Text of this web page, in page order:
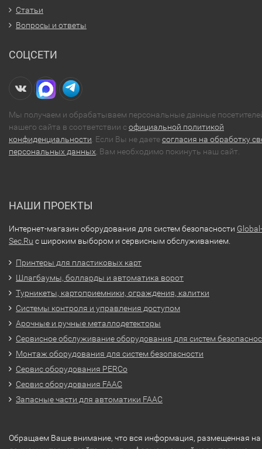
Статьи
Вопросы и ответы
СОЦСЕТИ
Мы получаем и обрабатываем персональные данные
нашего сайта в соответствии софициальной политикой
конфиденциальности . Если Вы не даетесогласия на обработку
персональных данных , Вам необходимо покинуть наш сайт.
НАШИ ПРОЕКТЫ
Интернет-магазин оборудования для систем безопасности Global-
Sec.Ru с широким выбором и сервисным обслуживанием.
Принтеры для пластиковых карт
Шлагбаумы, болларды и автоматика ворот
Турникеты, картоприемники, ограждения, калитки
Системы контроля и управления доступом
Арочные и ручные металлодетекторы
Сервисное обслуживание оборудования для систем
Монтаж оборудования для систем безопасности
Сервис оборудования PERCo
Сервис оборудования FAAC
Запасные части для автоматики FAAC
Обращаем Ваше внимание, что вся информация, размещенная на